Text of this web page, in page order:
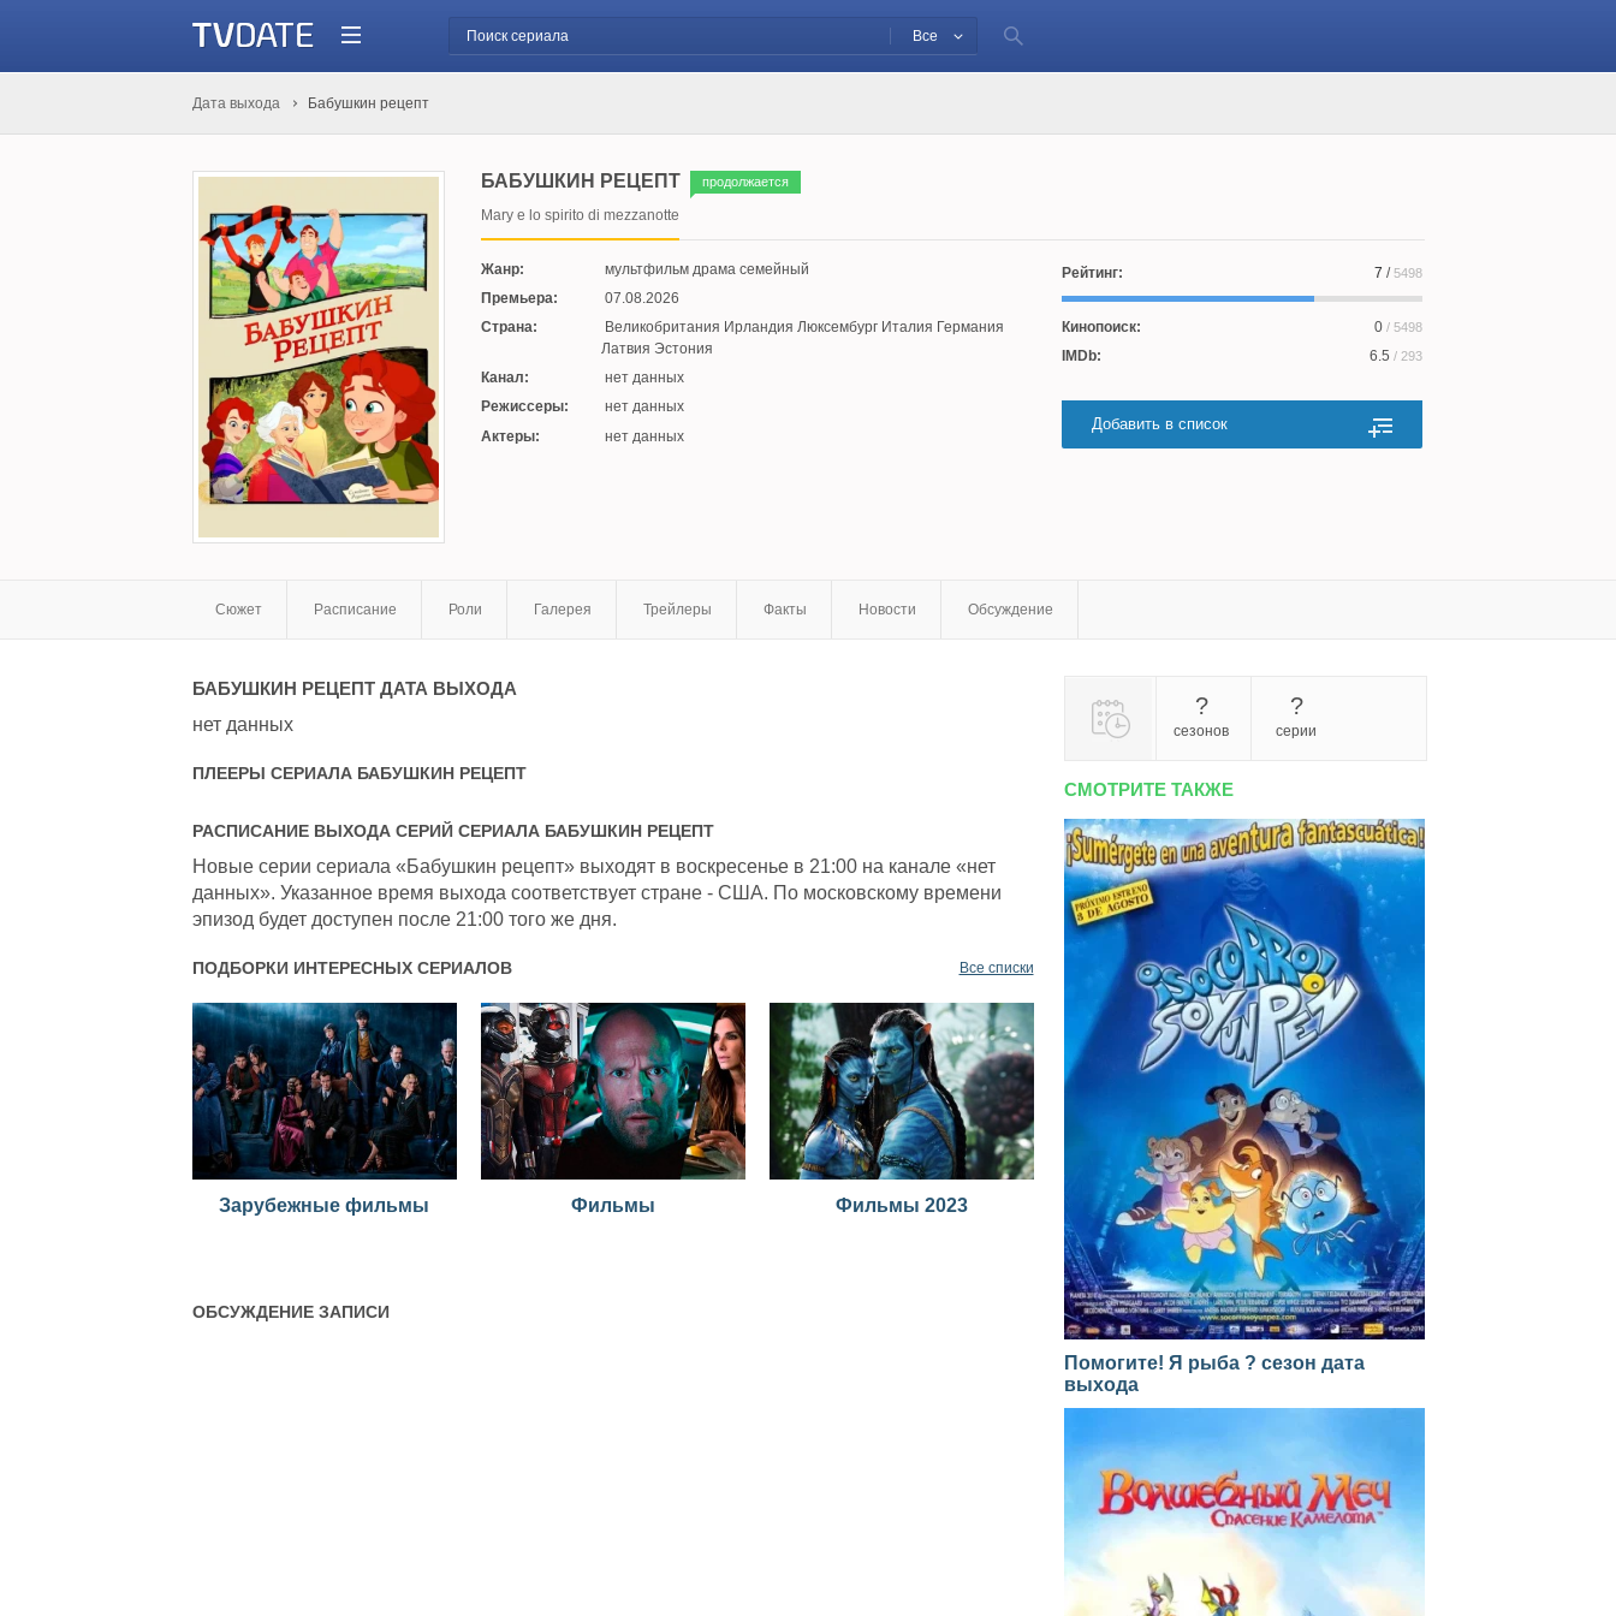
Все
Дата выхода Бабушкин рецепт
БАБУШКИН РЕЦЕПТ продолжается
Mary e lo spirito di mezzanotte
Жанр:
мультфильм драма семейный
Премьера:
07.08.2026
Страна:
Великобритания Ирландия Люксембург Италия Германия
Латвия Эстония
Канал:
нет данных
Режиссеры:
нет данных
Актеры:
нет данных
Рейтинг: 7 /5498
Кинопоиск: 0 / 5498
IMDb: 6.5 / 293
Добавить в список
Сюжет Расписание Роли Галерея Трейлеры Факты Новости Обсуждение
БАБУШКИН РЕЦЕПТДАТА ВЫХОДА
нет данных
ПЛЕЕРЫ СЕРИАЛА БАБУШКИН РЕЦЕПТ
РАСПИСАНИЕ ВЫХОДА СЕРИЙ СЕРИАЛА БАБУШКИН РЕЦЕПТ
Новые серии сериала «Бабушкин рецепт» выходят в воскресенье в 21:00 на канале «нет
данных». Указанное время выхода соответствует стране - США. По московскому времени
эпизод будет доступен после 21:00 того же дня.
ПОДБОРКИ ИНТЕРЕСНЫХ СЕРИАЛОВ Все списки
Зарубежные фильмы Фильмы Фильмы 2023
ОБСУЖДЕНИЕ ЗАПИСИ
?
сезонов
?
серии
СМОТРИТЕ ТАКЖЕ
Помогите! Я рыба ? сезон дата
выхода